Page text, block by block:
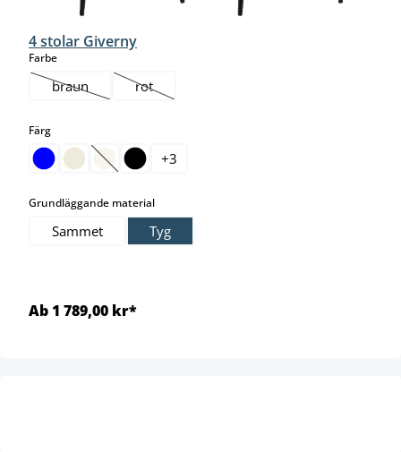
4 stolar Giverny
Farbeselect
braun
(Det här alternativet är för närvarande inte tillgängligt.)
rot
(Det här alternativet är för närvarande inte
Färgselect
(Det här alternativet är för närvarande inte tillgängligt.)
+3
Grundläggande materialselect
Sammet Tyg
Ab 1 789,00 kr*